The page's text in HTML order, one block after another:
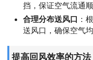
挡，保证空气流通顺
合理分布送风口 ：
送风口，确保空气均
提高回风效率的方法